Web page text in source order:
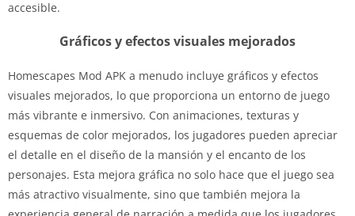
accesible.
Gráficos y efectos visuales mejorados
Homescapes Mod APK a menudo incluye gráficos y efectos
visuales mejorados, lo que proporciona un entorno de juego
más vibrante e inmersivo. Con animaciones, texturas y
esquemas de color mejorados, los jugadores pueden apreciar
el detalle en el diseño de la mansión y el encanto de los
personajes. Esta mejora gráfica no solo hace que el juego sea
más atractivo visualmente, sino que también mejora la